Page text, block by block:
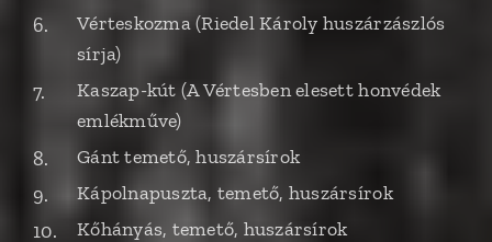
Vérteskozma (Riedel Károly huszárzászlós
sírja)
Kaszap-kút (A Vértesben elesett honvédek
emlékműve)
Gánt temető, huszársírok
Kápolnapuszta, temető, huszársírok
Kőhányás, temető, huszársírok